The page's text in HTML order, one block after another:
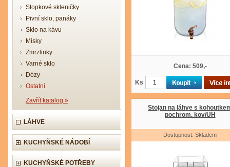
Stopkové skleničky
Pivní sklo, panáky
Sklo na kávu
Misky
Zmrzlinky
Varné sklo
Dózy
Ostatní
Zavřít katalog »
LÁHVE
KUCHYŇSKÉ NÁDOBÍ
KUCHYŇSKÉ POTŘEBY
Cena: 509,-
Ks
Stojan na láhve s
pochrom. kov/UH
Dostupnost: Skladem